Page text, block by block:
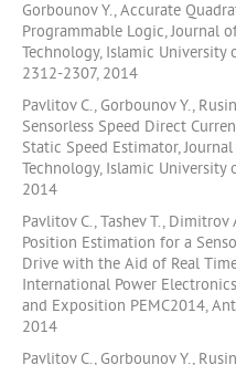
Gorbounov Y., Accurate
Programmable Logic, Journal
Technology, Islamic University
2312-2307, 2014
Pavlitov C., Gorbounov Y.,
Sensorless Speed Direct
Static Speed Estimator,
Technology, Islamic University
2014
Pavlitov C., Tashev T.,
Position Estimation for a
Drive with the Aid of Real
International Power
and Exposition PEMC2014,
2014
Pavlitov C., Gorbounov Y.,